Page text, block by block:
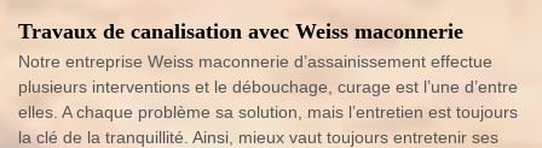
Travaux de canalisation avec Weiss maconnerie
Notre entreprise Weiss maconnerie d’assainissement effectue
plusieurs interventions et le débouchage, curage est l’une d’entre
elles. A chaque problème sa solution, mais l’entretien est toujours
la clé de la tranquillité. Ainsi, mieux vaut toujours entretenir ses